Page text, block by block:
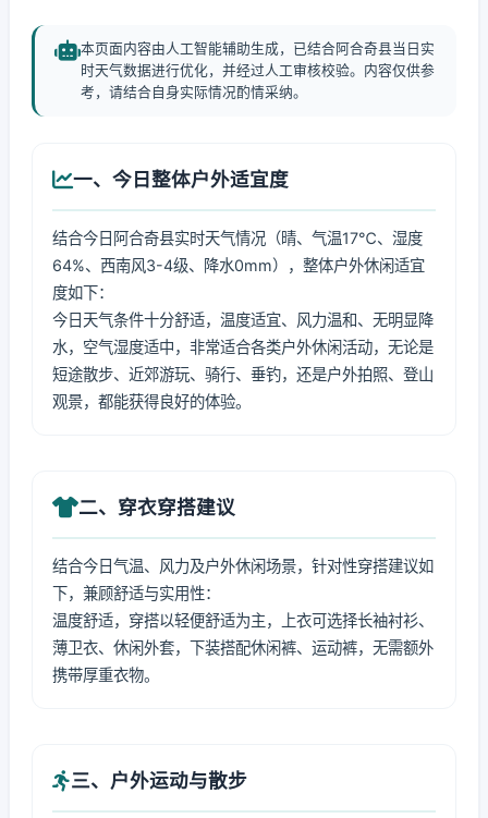
本页面内容由人工智能辅助生成，已结合阿合奇县当日实
时天气数据进行优化，并经过人工审核校验。内容仅供参
考，请结合自身实际情况酌情采纳。
一、今日整体户外适宜度
结合今日阿合奇县实时天气情况（晴、气温17℃、湿度
64%、西南风3-4级、降水0mm），整体户外休闲适宜
度如下：
今日天气条件十分舒适，温度适宜、风力温和、无明显降
水，空气湿度适中，非常适合各类户外休闲活动，无论是
短途散步、近郊游玩、骑行、垂钓，还是户外拍照、登山
观景，都能获得良好的体验。
二、穿衣穿搭建议
结合今日气温、风力及户外休闲场景，针对性穿搭建议如
下，兼顾舒适与实用性：
温度舒适，穿搭以轻便舒适为主，上衣可选择长袖衬衫、
薄卫衣、休闲外套，下装搭配休闲裤、运动裤，无需额外
携带厚重衣物。
三、户外运动与散步